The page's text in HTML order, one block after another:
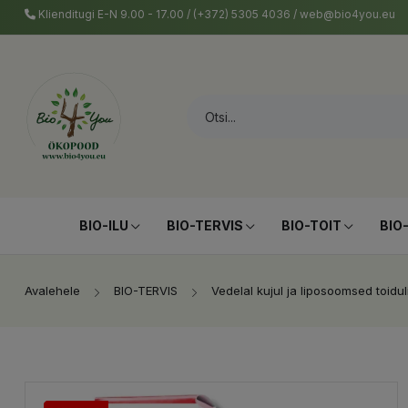
Klienditugi E-N 9.00 - 17.00 / (+372) 5305 4036 / web@bio4you.eu
BIO-ILU BIO-TERVIS BIO-TOIT
Avalehele BIO-TERVIS Vedelal kujul ja liposoomsed